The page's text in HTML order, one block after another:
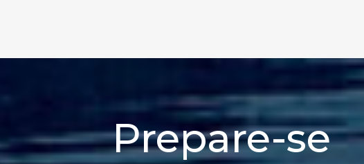
Prepare-se